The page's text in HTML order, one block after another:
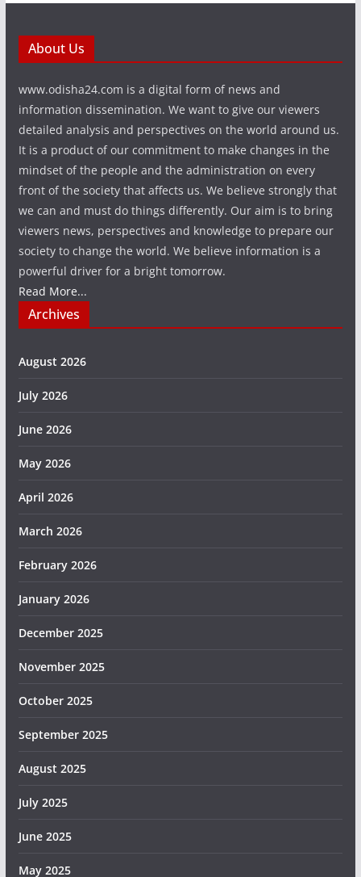
About Us
www.odisha24.com is a digital form of news and
information dissemination. We want to give our viewers
detailed analysis and perspectives on the world around us.
It is a product of our commitment to make changes in the
mindset of the people and the administration on every
front of the society that affects us. We believe strongly that
we can and must do things differently. Our aim is to bring
viewers news, perspectives and knowledge to prepare our
society to change the world. We believe information is a
powerful driver for a bright tomorrow.
Read More...
Archives
August 2026
July 2026
June 2026
May 2026
April 2026
March 2026
February 2026
January 2026
December 2025
November 2025
October 2025
September 2025
August 2025
July 2025
June 2025
May 2025